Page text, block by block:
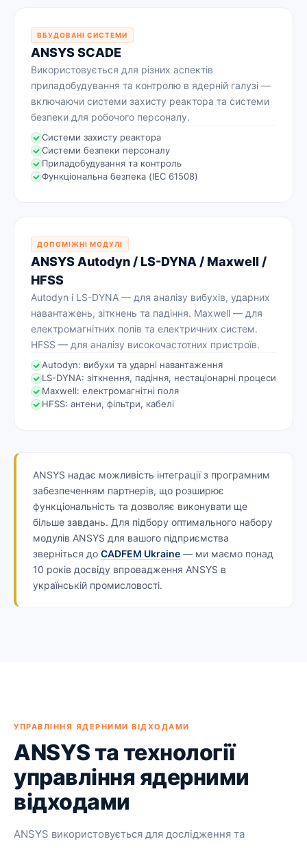
ВБУДОВАНІ СИСТЕМИ
ANSYS SCADE
Використовується для різних аспектів
приладобудування та контролю в ядерній галузі —
включаючи системи захисту реактора та системи
безпеки для робочого персоналу.
Системи захисту реактора
Системи безпеки персоналу
Приладобудування та контроль
Функціональна безпека (IEC 61508)
ДОПОМІЖНІ МОДУЛІ
ANSYS Autodyn / LS-DYNA / Maxwell /
HFSS
Autodyn і LS-DYNA — для аналізу вибухів, ударних
навантажень, зіткнень та падіння. Maxwell — для
електромагнітних полів та електричних систем.
HFSS — для аналізу високочастотних пристроїв.
Autodyn: вибухи та ударні навантаження
LS-DYNA: зіткнення, падіння, нестаціонарні процеси
Maxwell: електромагнітні поля
HFSS: антени, фільтри, кабелі
ANSYS надає можливість інтеграції з програмним
забезпеченням партнерів, що розширює
функціональність та дозволяє виконувати ще
більше завдань. Для підбору оптимального набору
модулів ANSYS для вашого підприємства
зверніться до CADFEM Ukraine — ми маємо понад
10 років досвіду впровадження ANSYS в
українській промисловості.
УПРАВЛІННЯ ЯДЕРНИМИ ВІДХОДАМИ
ANSYS та технології
управління ядерними
відходами
ANSYS використовується для дослідження та